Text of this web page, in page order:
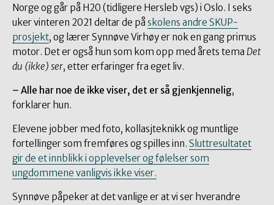
Norge og går på H20 (tidligere Hersleb vgs) i Oslo. I seks
uker vinteren 2021 deltar de på skolens andre SKUP-
prosjekt, og lærer Synnøve Virhøy er nok en gang primus
motor. Det er også hun som kom opp med årets tema Det
du (ikke) ser, etter erfaringer fra eget liv.
– Alle har noe de ikke viser, det er så gjenkjennelig,
forklarer hun.
Elevene jobber med foto, kollasjteknikk og muntlige
fortellinger som fremføres og spilles inn. Sluttresultatet
gir de et innblikk i opplevelser og følelser som
ungdommene vanligvis ikke viser.
Synnøve påpeker at det vanlige er at vi ser hverandre